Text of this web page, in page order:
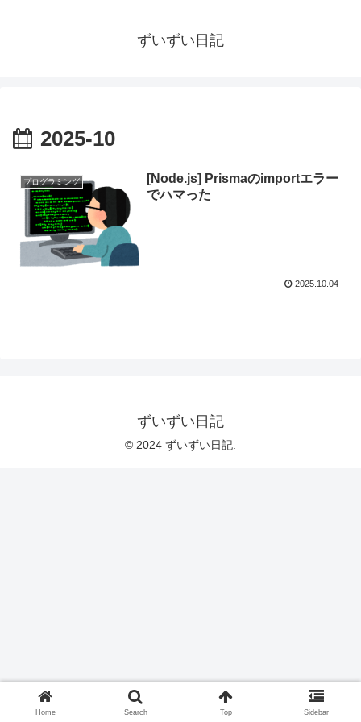
ずいずい日記
2025-10
プログラミング
[Node.js] Prismaのimportエラー
でハマった
2025.10.04
ずいずい日記
© 2024 ずいずい日記.
Home Search Top Sidebar